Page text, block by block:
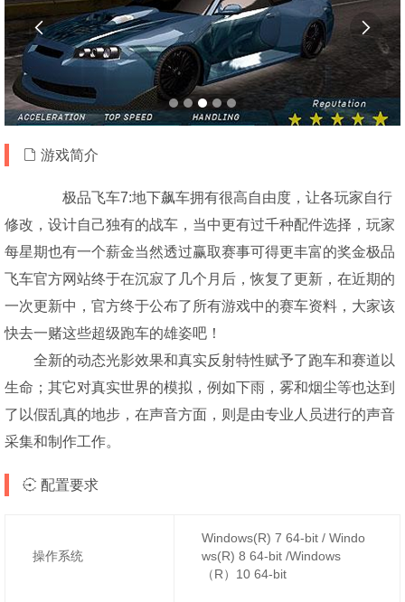
 
游戏简介
极品飞车7:地下飙车拥有很高自由度，让各玩家自行
修改，设计自己独有的战车，当中更有过千种配件选择，玩家
每星期也有一个薪金当然透过赢取赛事可得更丰富的奖金极品
飞车官方网站终于在沉寂了几个月后，恢复了更新，在近期的
一次更新中，官方终于公布了所有游戏中的赛车资料，大家该
快去一赌这些超级跑车的雄姿吧！
全新的动态光影效果和真实反射特性赋予了跑车和赛道以
生命；其它对真实世界的模拟，例如下雨，雾和烟尘等也达到
了以假乱真的地步，在声音方面，则是由专业人员进行的声音
采集和制作工作。
配置要求
操作系统
Windows(R) 7 64-bit / Windo
ws(R) 8 64-bit /Windows
（R）10 64-bit